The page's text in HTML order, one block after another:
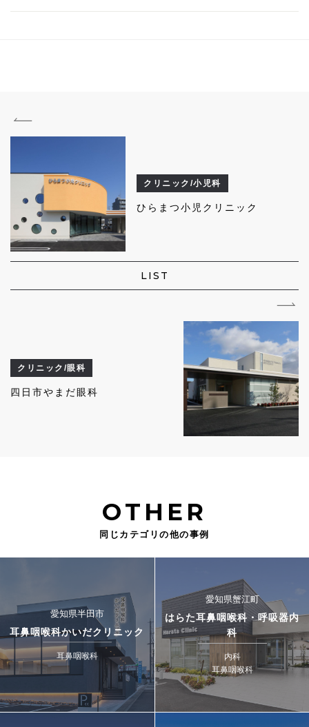
クリニック/小児科
ひらまつ小児クリニック
LIST
クリニック/眼科
四日市やまだ眼科
OTHER
同じカテゴリの他の事例
愛知県半田市
耳鼻咽喉科かいだクリニック
耳鼻咽喉科
愛知県蟹江町
はらた耳鼻咽喉科・呼吸器内
科
内科
耳鼻咽喉科